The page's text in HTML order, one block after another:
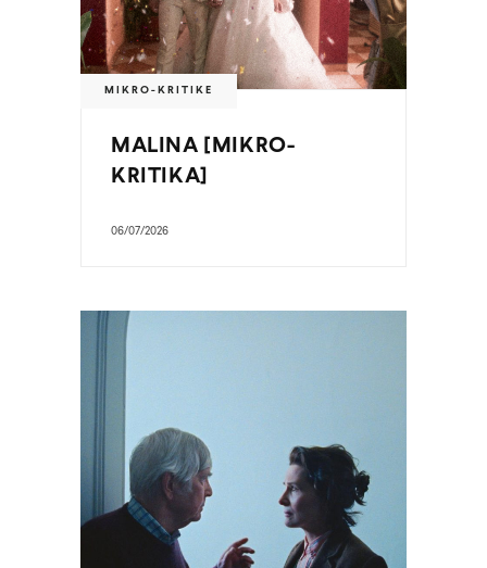
MIKRO-KRITIKE
MALINA [MIKRO-
KRITIKA]
06/07/2026